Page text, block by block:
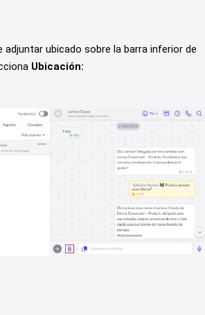
adjuntar ubicado sobre la barra inferior de
Ubicación: